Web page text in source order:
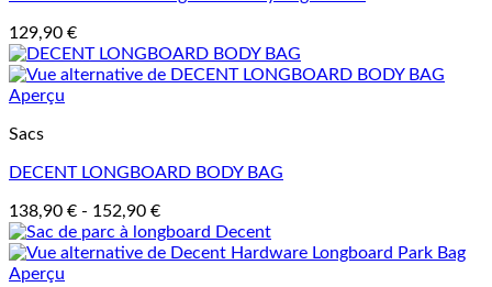
129,90 €
Aperçu
Sacs
DECENT LONGBOARD BODY BAG
138,90 € - 152,90 €
Aperçu